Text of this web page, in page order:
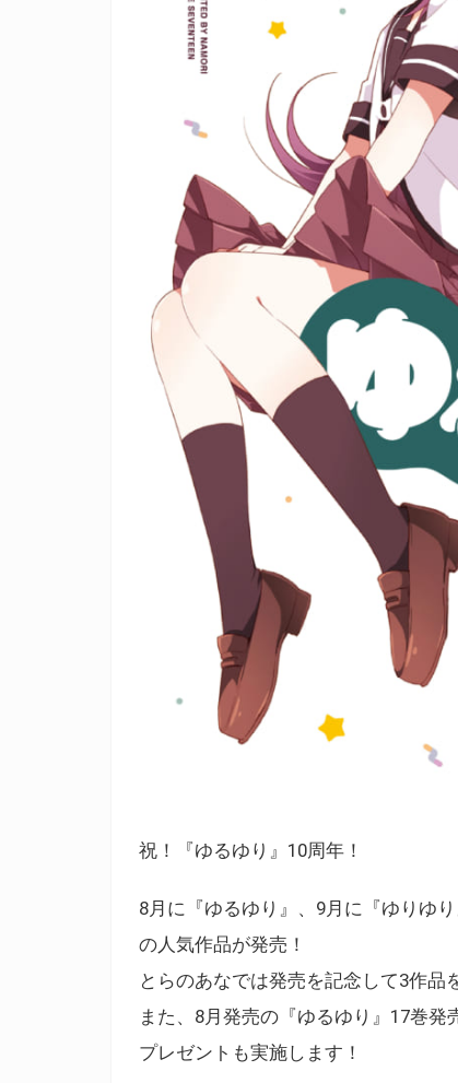
祝！『ゆるゆり』10周年！
8月に『ゆるゆり』、9月に『ゆりゆ
の人気作品が発売！
とらのあなでは発売を記念して3作品
また、8月発売の『ゆるゆり』17巻
プレゼントも実施します！